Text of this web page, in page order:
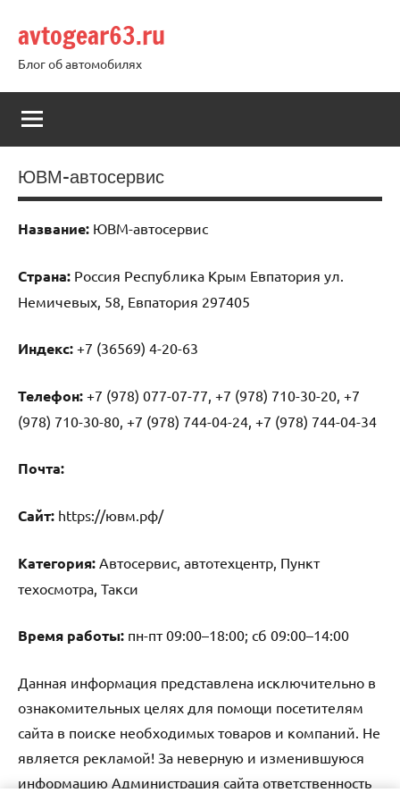
содержимому
avtogear63.ru
Блог об автомобилях
ЮВМ-автосервис
Название: ЮВМ-автосервис
Страна: Россия Республика Крым Евпатория ул.
Немичевых, 58, Евпатория 297405
Индекс: +7 (36569) 4-20-63
Телефон: +7 (978) 077-07-77, +7 (978) 710-30-20, +7
(978) 710-30-80, +7 (978) 744-04-24, +7 (978) 744-04-34
Почта:
Cайт: https://ювм.рф/
Категория: Автосервис, автотехцентр, Пункт
техосмотра, Такси
Время работы: пн-пт 09:00–18:00; сб 09:00–14:00
Данная информация представлена исключительно в
ознакомительных целях для помощи посетителям
сайта в поиске необходимых товаров и компаний. Не
является рекламой! За неверную и изменившуюся
информацию Администрация сайта ответственность